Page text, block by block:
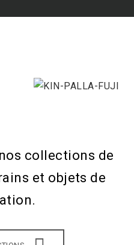
collections de
et objets de